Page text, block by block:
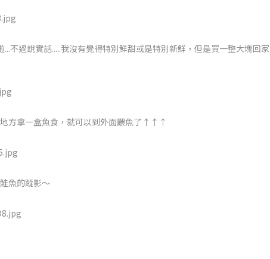
不過說實話.....我沒有覺得特別鮮甜或是特別新鮮，但是買一整大塊回家
方拿一盒魚食，就可以到外面餵魚了↑↑↑
魚的蹤影～